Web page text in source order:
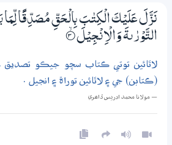
نَزَّلَ عَلَيْكَ الْكِتٰبَ بِالْـحَقِّ مُصَدِّقًا لِّمَا
التَّوْرٰىةَ وَالْاِنْـجِيْلَ 3‏۝ۙ
لاٿائين توتي ڪتاب سچو جيڪو تصديق
(ڪتابن) جي ۽ لاٿائين توراة ۽ انجيل .
— مولانا محمد ادريس ڏاھري